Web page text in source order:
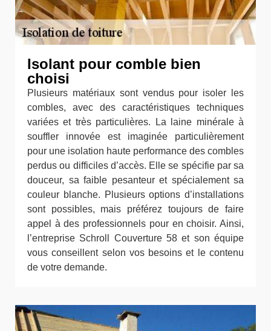
Isolant pour comble bien
choisi
Plusieurs matériaux sont vendus pour isoler les
combles, avec des caractéristiques techniques
variées et très particulières. La laine minérale à
souffler innovée est imaginée particulièrement
pour une isolation haute performance des combles
perdus ou difficiles d’accès. Elle se spécifie par sa
douceur, sa faible pesanteur et spécialement sa
couleur blanche. Plusieurs options d’installations
sont possibles, mais préférez toujours de faire
appel à des professionnels pour en choisir. Ainsi,
l’entreprise Schroll Couverture 58 et son équipe
vous conseillent selon vos besoins et le contenu
de votre demande.